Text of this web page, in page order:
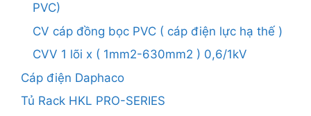
PVC)
CV cáp đồng bọc PVC ( cáp điện lực hạ thế )
CVV 1 lõi x ( 1mm2-630mm2 ) 0,6/1kV
Cáp điện Daphaco
Tủ Rack HKL PRO-SERIES